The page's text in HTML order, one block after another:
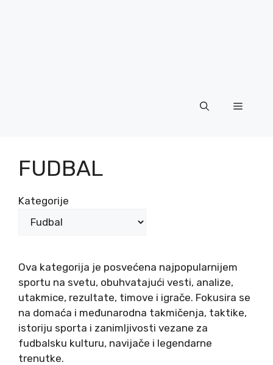
Menu
FUDBAL
Kategorije
Ova kategorija je posvećena najpopularnijem
sportu na svetu, obuhvatajući vesti, analize,
utakmice, rezultate, timove i igrače. Fokusira se
na domaća i međunarodna takmičenja, taktike,
istoriju sporta i zanimljivosti vezane za
fudbalsku kulturu, navijače i legendarne
trenutke.